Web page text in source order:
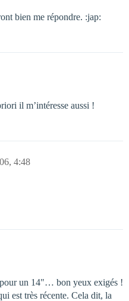
bien me répondre. :jap:
il m’intéresse aussi !
4:48
un 14"… bon yeux exigés !
est très récente. Cela dit, la